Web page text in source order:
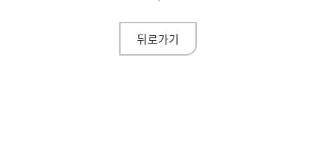
뒤로가기